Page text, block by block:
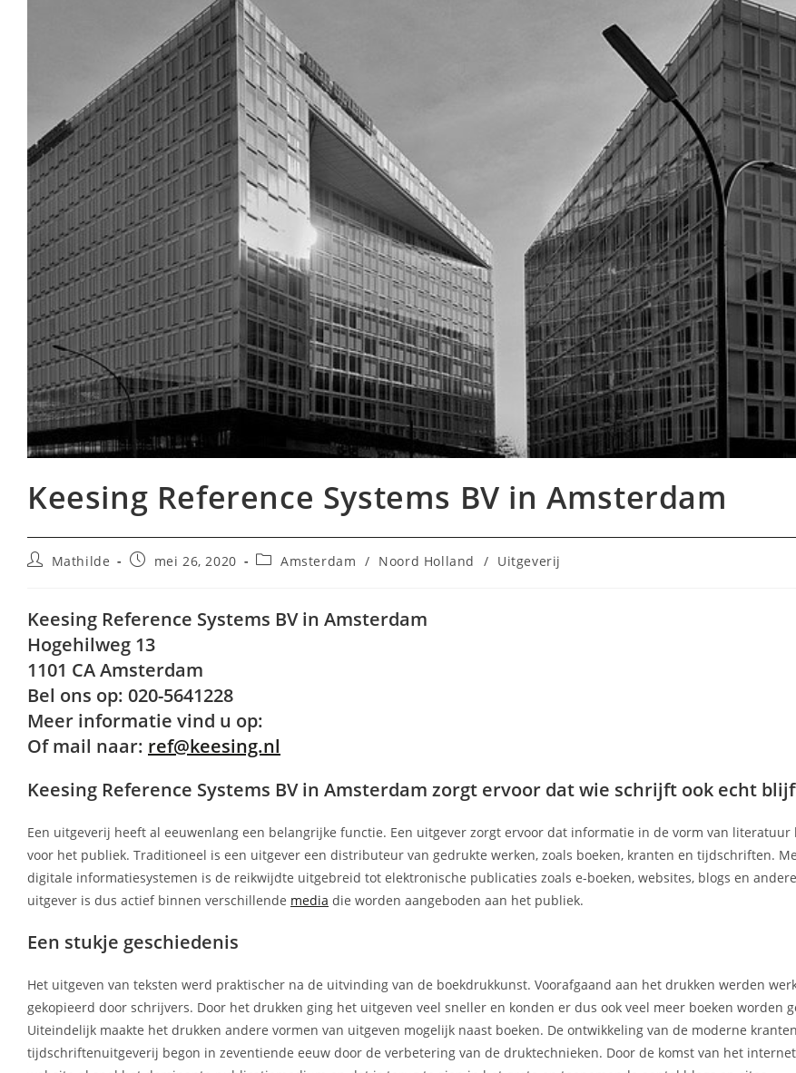
Keesing Reference Systems BV in Amsterdam
BerichtMathilde
Berichtmei 26, 2020 Berichtcategorie:
Amsterdam / Noord Holland / Uitgeverij
Keesing Reference Systems BV in Amsterdam
Hogehilweg 13
1101 CA Amsterdam
Bel ons op: 020-5641228
Meer informatie vind u op:
Of mail naar: ref@keesing.nl
Keesing Reference Systems BV in Amsterdam zorgt ervoor dat wie schrijft ook echt
Een uitgeverij heeft al eeuwenlang een belangrijke functie. Een uitgever zorgt ervoor dat informatie in de vorm van
voor het publiek. Traditioneel is een uitgever een distributeur van gedrukte werken, zoals boeken, kranten en tijdschriften.
digitale informatiesystemen is de reikwijdte uitgebreid tot elektronische publicaties zoals e-boeken, websites, blogs en
uitgever is dus actief binnen verschillende media die worden aangeboden aan het publiek.
Een stukje geschiedenis
Het uitgeven van teksten werd praktischer na de uitvinding van de boekdrukkunst. Voorafgaand aan het drukken werden
gekopieerd door schrijvers. Door het drukken ging het uitgeven veel sneller en konden er dus ook veel meer boeken worden
Uiteindelijk maakte het drukken andere vormen van uitgeven mogelijk naast boeken. De ontwikkeling van de moderne
tijdschriftenuitgeverij begon in zeventiende eeuw door de verbetering van de druktechnieken. Door de komst van het